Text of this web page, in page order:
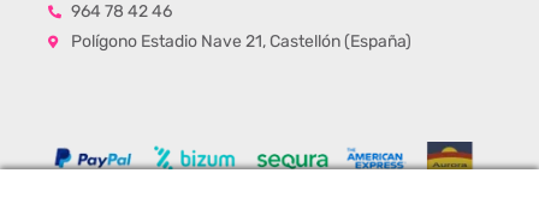
964 78 42 46
Polígono Estadio Nave 21, Castellón (España)